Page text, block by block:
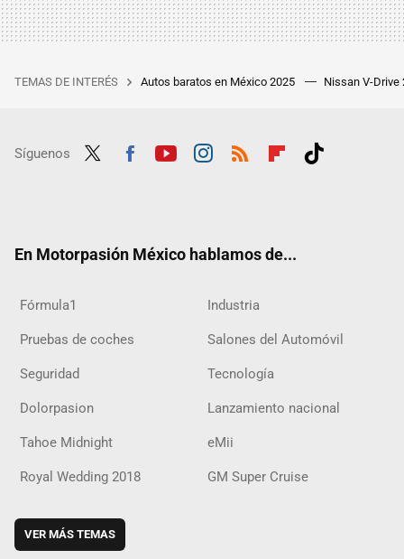
TEMAS DE INTERÉS Autos baratos en México 2025 Nissan V-Drive
Síguenos
En Motorpasión México hablamos de...
Fórmula1 Industria
Pruebas de coches Salones del Automóvil
Seguridad Tecnología
Dolorpasion Lanzamiento nacional
Tahoe Midnight eMii
Royal Wedding 2018 GM Super Cruise
VER MÁS TEMAS